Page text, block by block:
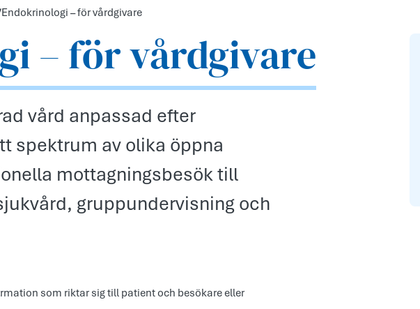
Endokrinologi – för vårdgivare
– för vårdgivare
vård anpassad efter
spektrum av olika öppna
mottagningsbesök till
gruppundervisning och
som riktar sig till patient och besökare eller